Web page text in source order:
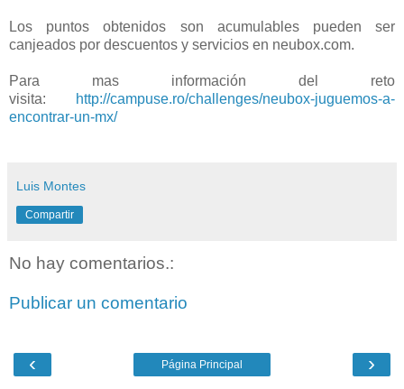
Los puntos obtenidos son acumulables pueden ser
canjeados por descuentos y servicios en neubox.com.
Para mas información del reto
visita:
http://campuse.ro/challenges/neubox-juguemos-a-
encontrar-un-mx/
Luis Montes
Compartir
No hay comentarios.:
Publicar un comentario
‹ ›
Página Principal